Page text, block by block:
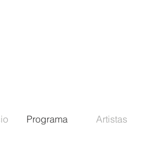
Programa Artistas